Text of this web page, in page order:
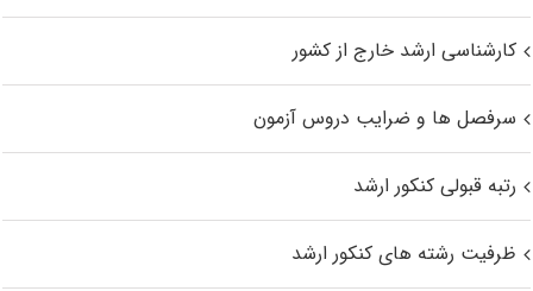
کارشناسی ارشد خارج از کشور
سرفصل ها و ضرایب دروس آزمون
رتبه قبولی کنکور ارشد
ظرفیت رشته های کنکور ارشد